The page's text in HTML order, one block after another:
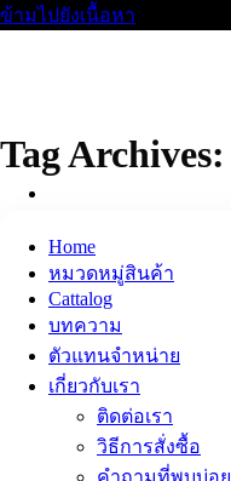
ข้ามไปยังเนื้อหา
Home
หมวดหมู่สินค้า
Cattalog
บทความ
ตัวแทนจำหน่าย
เกี่ยวกับเรา
ติดต่อเรา
วิธีการสั่งซื้อ
คำถามที่พบบ่อย
Tag Archives: